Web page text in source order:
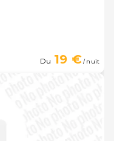
Du 19 €/ nuit